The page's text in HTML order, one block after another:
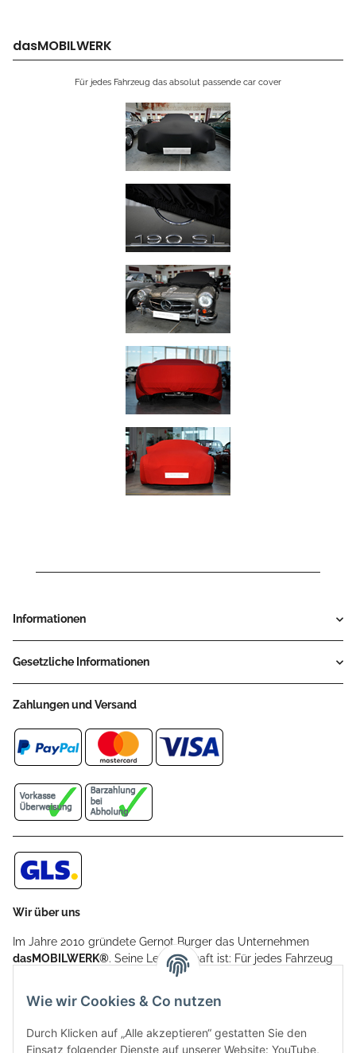
dasMOBILWERK
Für jedes Fahrzeug das absolut passende car cover
Informationen
Gesetzliche Informationen
Zahlungen und Versand
Wir über uns
Im Jahre 2010 gründete Gernot Burger das Unternehmen
dasMOBILWERK®. Seine Leidenschaft ist: Für jedes Fahrzeug
ein Car Cover anzubieten - passgenau und individuell.
Aufgrund der vielen positiven Kundenrückmeldungen kamen
weitere Produkte, wie Reifenschuhe, Hardtopständer hinzu.
Seine Reifenschoner werden in Deutschland produziert und
sind mit hochwertigen Techniken und Materialien gefertigt.
Wie wir Cookies & Co nutzen
Durch Klicken auf „Alle akzeptieren“ gestatten Sie den
Einsatz folgender Dienste auf unserer Website: YouTube,